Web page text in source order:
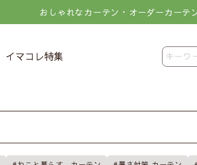
おしゃれなカーテン・オーダーカーテ
イマコレ特集